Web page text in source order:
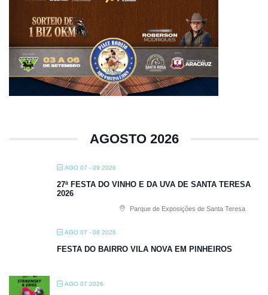
AGOSTO 2026
AGO 07 - 09 2026
27ª FESTA DO VINHO E DA UVA DE SANTA TERESA
2026
Parque de Exposições de Santa Teresa
AGO 07 - 08 2026
FESTA DO BAIRRO VILA NOVA EM PINHEIROS
AGO 07 2026